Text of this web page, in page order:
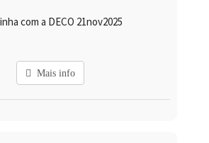
com a DECO 21nov2025
Mais info